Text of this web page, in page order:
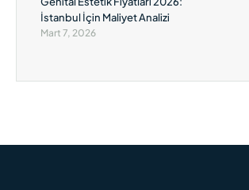
İstanbul İçin Maliyet Analizi
Mart 7, 2026